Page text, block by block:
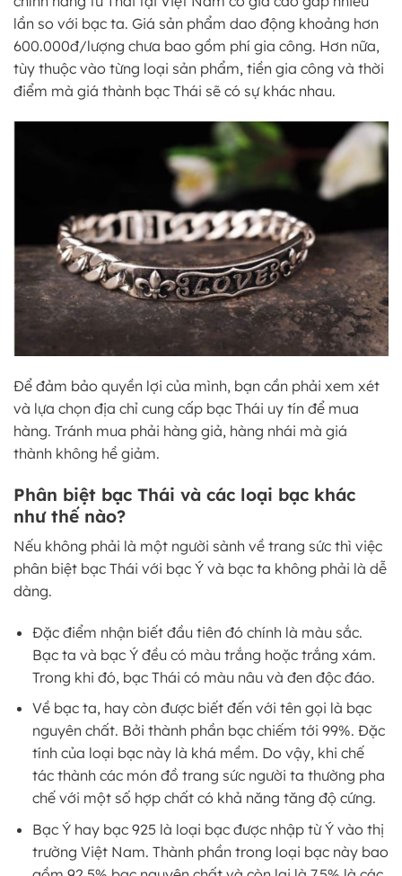
lần so với bạc ta. Giá sản phẩm dao động khoảng hơn
600.000đ/lượng chưa bao gồm phí gia công. Hơn nữa,
tùy thuộc vào từng loại sản phẩm, tiền gia công và thời
điểm mà giá thành bạc Thái sẽ có sự khác nhau.
Để đảm bảo quyền lợi của mình, bạn cần phải xem xét
và lựa chọn địa chỉ cung cấp bạc Thái uy tín để mua
hàng. Tránh mua phải hàng giả, hàng nhái mà giá
thành không hề giảm.
Phân biệt bạc Thái và các loại bạc khác
như thế nào?
Nếu không phải là một người sành về trang sức thì việc
phân biệt bạc Thái với bạc Ý và bạc ta không phải là dễ
dàng.
Đặc điểm nhận biết đầu tiên đó chính là màu sắc.
Bạc ta và bạc Ý đều có màu trắng hoặc trắng xám.
Trong khi đó, bạc Thái có màu nâu và đen độc đáo.
Về bạc ta, hay còn được biết đến với tên gọi là bạc
nguyên chất. Bởi thành phần bạc chiếm tới 99%. Đặc
tính của loại bạc này là khá mềm. Do vậy, khi chế
tác thành các món đồ trang sức người ta thường pha
chế với một số hợp chất có khả năng tăng độ cứng.
Bạc Ý hay bạc 925 là loại bạc được nhập từ Ý vào thị
trường Việt Nam. Thành phần trong loại bạc này bao